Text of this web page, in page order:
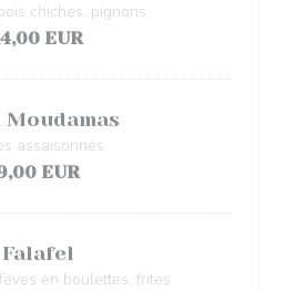
chiches, pignons
EUR
Moudamas
assaisonnés
EUR
Falafel
en boulettes, frites